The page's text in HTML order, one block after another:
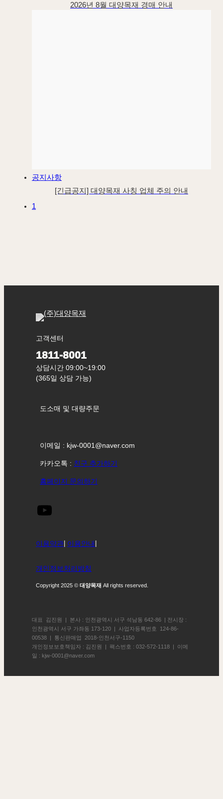
2026년 8월 대양목재 경매 안내
공지사항
[긴급공지] 대양목재 사칭 업체 주의 안내
1
고객센터
1811-8001
상담시간 09:00~19:00
(365일 상담 가능)
도소매 및 대량주문
이메일 : kjw-0001@naver.com
카카오톡 : 친구 추가하기
홈페이지 문의하기
이용약관| 이용안내 |
개인정보처리방침
Copyright 2025 © 대양목재 All rights reserved.
대표 김진원 | 본사 : 인천광역시 서구 석남동 642-86 | 전시장 :
인천광역시 서구 가좌동 173-120 | 사업자등록번호 124-86-
00538 | 통신판매업 2018-인천서구-1150
개인정보보호책임자 : 김진원 | 팩스번호 : 032-572-1118 | 이메
일 : kjw-0001@naver.com